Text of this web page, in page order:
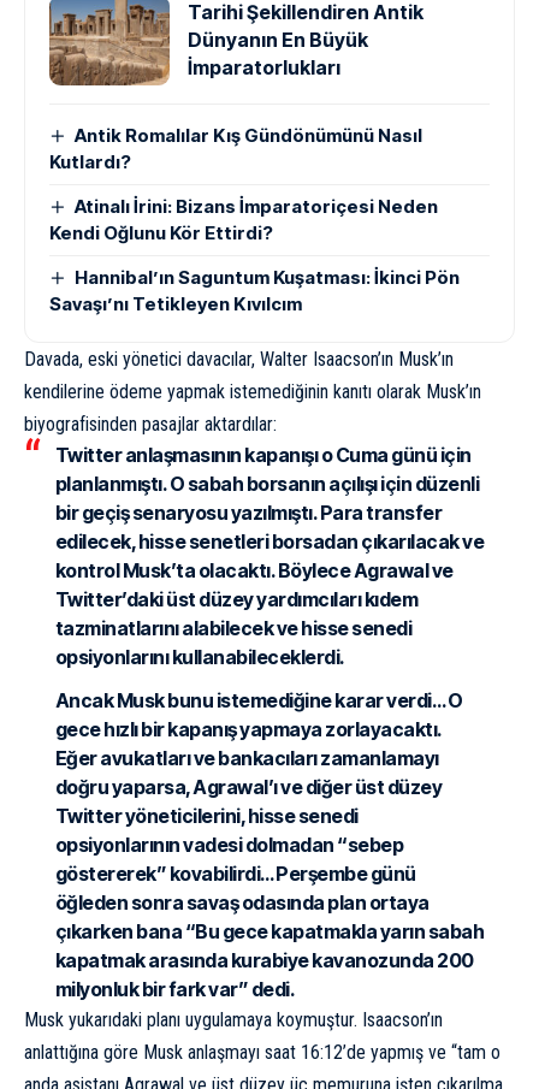
Tarihi Şekillendiren Antik
Dünyanın En Büyük
İmparatorlukları
Antik Romalılar Kış Gündönümünü Nasıl
Kutlardı?
Atinalı İrini: Bizans İmparatoriçesi Neden
Kendi Oğlunu Kör Ettirdi?
Hannibal’ın Saguntum Kuşatması: İkinci Pön
Savaşı’nı Tetikleyen Kıvılcım
Davada, eski yönetici davacılar, Walter Isaacson’ın Musk’ın
kendilerine ödeme yapmak istemediğinin kanıtı olarak Musk’ın
biyografisinden pasajlar aktardılar:
Twitter anlaşmasının kapanışı o Cuma günü için
planlanmıştı. O sabah borsanın açılışı için düzenli
bir geçiş senaryosu yazılmıştı. Para transfer
edilecek, hisse senetleri borsadan çıkarılacak ve
kontrol Musk’ta olacaktı. Böylece Agrawal ve
Twitter’daki üst düzey yardımcıları kıdem
tazminatlarını alabilecek ve hisse senedi
opsiyonlarını kullanabileceklerdi.
Ancak Musk bunu istemediğine karar verdi… O
gece hızlı bir kapanış yapmaya zorlayacaktı.
Eğer avukatları ve bankacıları zamanlamayı
doğru yaparsa, Agrawal’ı ve diğer üst düzey
Twitter yöneticilerini, hisse senedi
opsiyonlarının vadesi dolmadan “sebep
göstererek” kovabilirdi… Perşembe günü
öğleden sonra savaş odasında plan ortaya
çıkarken bana “Bu gece kapatmakla yarın sabah
kapatmak arasında kurabiye kavanozunda 200
milyonluk bir fark var” dedi.
Musk yukarıdaki planı uygulamaya koymuştur. Isaacson’ın
anlattığına göre Musk anlaşmayı saat 16:12’de yapmış ve “tam o